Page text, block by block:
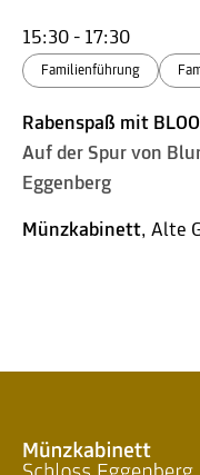
15:30 - 17:30
Familienführung
Rabenspaß mit
Auf der Spur von
Eggenberg
Münzkabinett, Alte